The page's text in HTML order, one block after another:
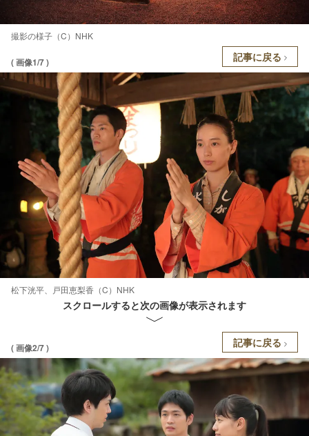
撮影の様子（C）NHK
( 画像1/7 ) 記事に戻る
松下洸平、戸田恵梨香（C）NHK
スクロールすると次の画像が表示されます
( 画像2/7 ) 記事に戻る